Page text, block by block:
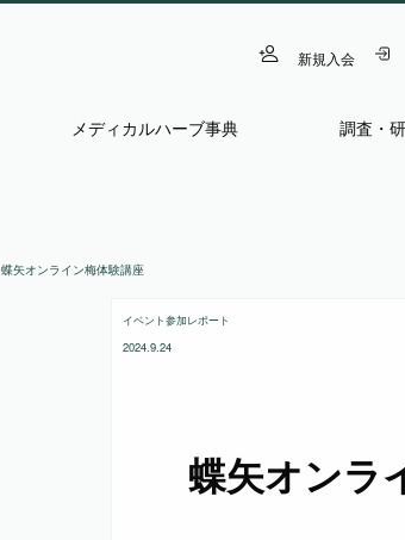
新規入会
メディカルハーブ事典 調査・
蝶矢オンライン梅体験講座
イベント参加レポート
2024.9.24
蝶矢オンラ